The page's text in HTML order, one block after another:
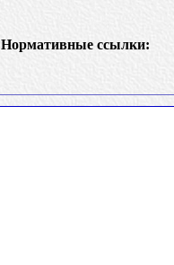
Нормативные ссылки: